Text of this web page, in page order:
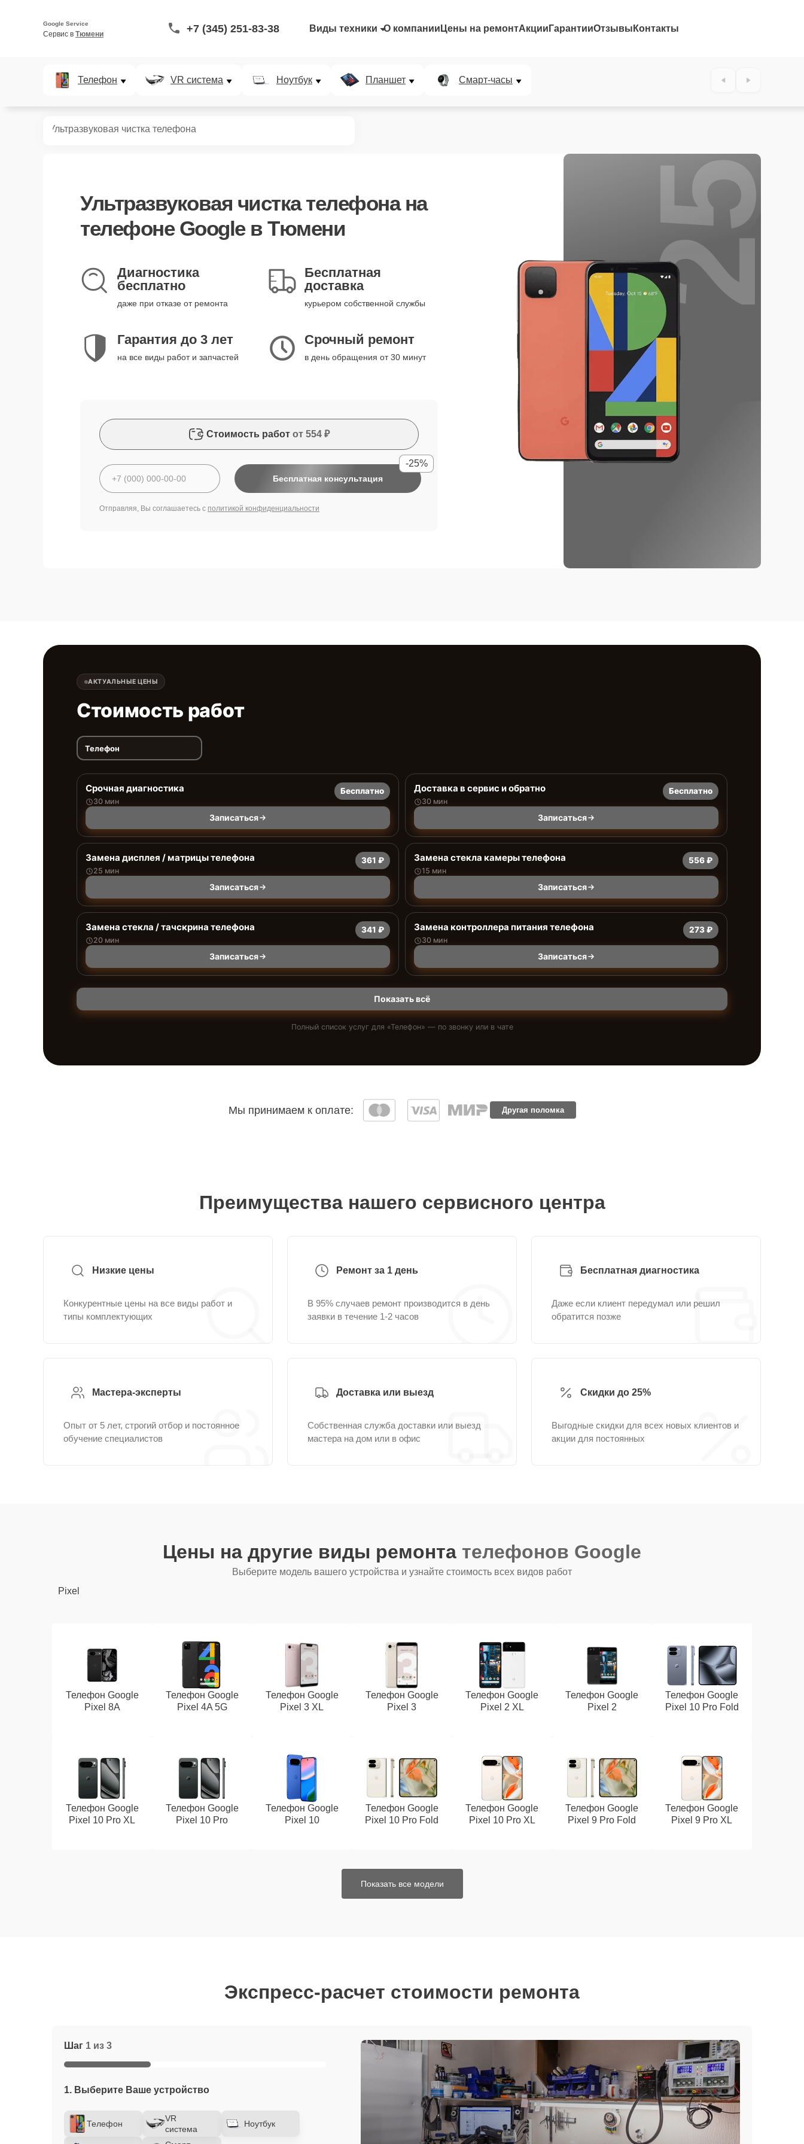
Google Service
Сервис в Тюмени +7 (345) 251-83-38 Виды техники О компании Цены на ремонтАкции ГарантииОтзывы Контакты
Телефон VR система Ноутбук Планшет Смарт-часы
Ультразвуковая чистка телефона
Ультразвуковая чистка телефонана
телефоне Google в Тюмени
Диагностика
бесплатно
даже при отказе от ремонта
Бесплатная
доставка
курьером собственной службы
Гарантия до 3 лет
на все виды работ и запчастей
Срочный ремонт
в день обращения от 30 минут
Стоимость работ от 554 ₽
Бесплатная консультация
-25%
Отправляя, Вы соглашаетесь с политикой конфиденциальности
25%
АКТУАЛЬНЫЕ ЦЕНЫ
Стоимость работ
Телефон
Срочная диагностика
30 мин
Бесплатно
Записаться
Доставка в сервис и обратно
30 мин
Бесплатно
Записаться
Замена дисплея / матрицы телефона
25 мин
361 ₽
Записаться
Замена стекла камеры телефона
15 мин
556 ₽
Записаться
Замена стекла / тачскрина телефона
20 мин
341 ₽
Записаться
Замена контроллера питания телефона
30 мин
273 ₽
Записаться
Показать всё
Полный список услуг для «Телефон» — по звонку или в чате
Мы принимаем к оплате: Другая поломка
Преимущества нашего сервисного центра
Низкие цены
Конкурентные цены на все виды работ и
типы комплектующих
Ремонт за 1 день
В 95% случаев ремонт производится в день
заявки в течение 1-2 часов
Бесплатная диагностика
Даже если клиент передумал или решил
обратится позже
Мастера-эксперты
Опыт от 5 лет, строгий отбор и постоянное
обучение специалистов
Доставка или выезд
Собственная служба доставки или выезд
мастера на дом или в офис
Скидки до 25%
Выгодные скидки для всех новых клиентов и
акции для постоянных
Цены на другие виды ремонта телефонов Google
Выберите модель вашего устройства и узнайте стоимость всех видов работ
Pixel
Телефон Google
Pixel 8A
Телефон Google
Pixel 4A 5G
Телефон Google
Pixel 3 XL
Телефон Google
Pixel 3
Телефон Google
Pixel 2 XL
Телефон Google
Pixel 2
Телефон Google
Pixel 10 Pro Fold
Телефон Google
Pixel 10 Pro XL
Телефон Google
Pixel 10 Pro
Телефон Google
Pixel 10
Телефон Google
Pixel 10 Pro Fold
Телефон Google
Pixel 10 Pro XL
Телефон Google
Pixel 9 Pro Fold
Телефон Google
Pixel 9 Pro XL
Показать все модели
Экспресс-расчет стоимости ремонта
Шаг 1 из 3
1. Выберите Ваше устройство
Телефон
VR
система
Ноутбук